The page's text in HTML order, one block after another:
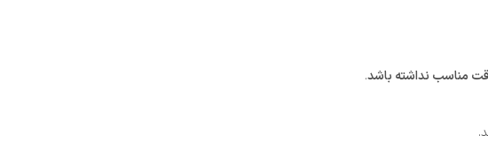
مناسب نداشته باشد.